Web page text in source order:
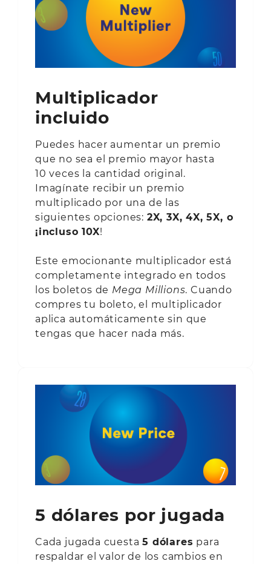
Multiplicador
incluido
Puedes hacer aumentar un premio
que no sea el premio mayor hasta
10 veces la cantidad original.
Imagínate recibir un premio
multiplicado por una de las
siguientes opciones: 2X, 3X, 4X, 5X, o
¡incluso 10X!
Este emocionante multiplicador está
completamente integrado en todos
los boletos de Mega Millions. Cuando
compres tu boleto, el multiplicador
aplica automáticamente sin que
tengas que hacer nada más.
5 dólares por jugada
Cada jugada cuesta5 dólares para
respaldar el valor de los cambios en